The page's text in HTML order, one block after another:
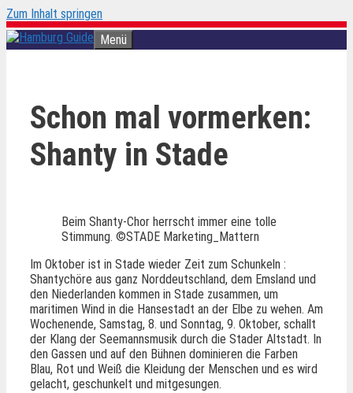
Zum Inhalt springen
Menü
Schon mal vormerken:
Shanty in Stade
Beim Shanty-Chor herrscht immer eine tolle
Stimmung. ©STADE Marketing_Mattern
Im Oktober ist in Stade wieder Zeit zum Schunkeln :
Shantychöre aus ganz Norddeutschland, dem Emsland und
den Niederlanden kommen in Stade zusammen, um
maritimen Wind in die Hansestadt an der Elbe zu wehen. Am
Wochenende, Samstag, 8. und Sonntag, 9. Oktober, schallt
der Klang der Seemannsmusik durch die Stader Altstadt. In
den Gassen und auf den Bühnen dominieren die Farben
Blau, Rot und Weiß die Kleidung der Menschen und es wird
gelacht, geschunkelt und mitgesungen.